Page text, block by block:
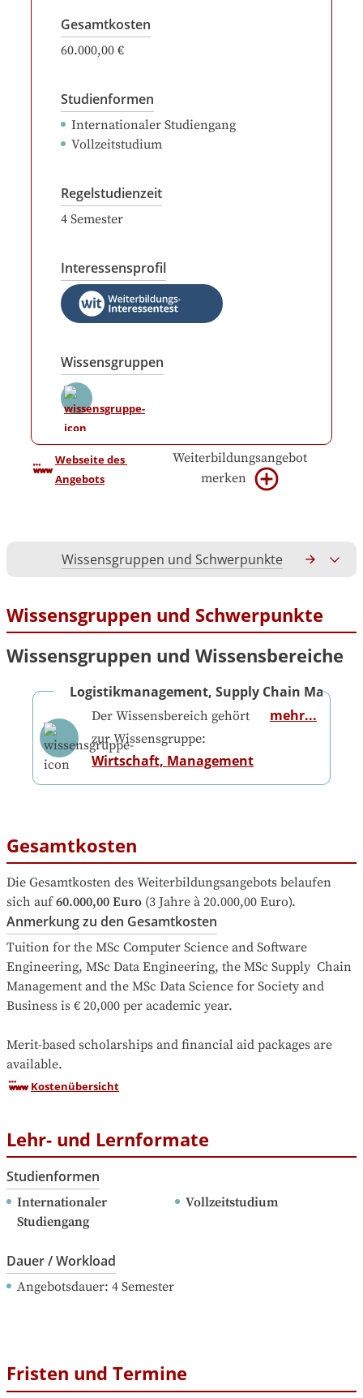
Gesamtkosten
60.000,00 €
Studienformen
Internationaler Studiengang
Vollzeitstudium
Regelstudienzeit
4 Semester
Interessensprofil
Wissensgruppen
Webseite des
Angebots
Weiterbildungsangebot
merken
Wissensgruppen und Schwerpunkte
Wissensgruppen und Schwerpunkte
Wissensgruppen und Wissensbereiche
Logistikmanagement, Supply Chain
Der Wissensbereich gehört
zur Wissensgruppe:
Wirtschaft, Management
mehr...
Gesamtkosten
Die Gesamtkosten des Weiterbildungsangebots belaufen
sich auf 60.000,00 Euro (3 Jahre à 20.000,00 Euro).
Anmerkung zu den Gesamtkosten
Tuition for the MSc Computer Science and Software
Engineering, MSc Data Engineering, the MSc Supply  Chain
Management and the MSc Data Science for Society and
Business is € 20,000 per academic year.
Merit-based scholarships and financial aid packages are
available.
Kostenübersicht
Lehr- und Lernformate
Studienformen
Internationaler
Studiengang
Vollzeitstudium
Dauer / Workload
Angebotsdauer: 4 Semester
Fristen und Termine